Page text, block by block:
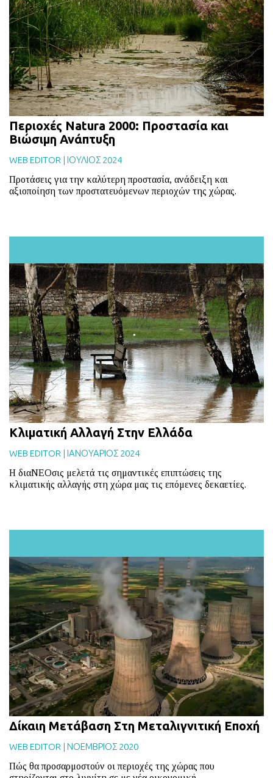
Περιοχές Νatura 2000: Προστασία και
Βιώσιμη Ανάπτυξη
WEB EDITOR | ΙΟΥΛΙΟΣ 2024
Προτάσεις για την καλύτερη προστασία, ανάδειξη και
αξιοποίηση των προστατευόμενων περιοχών της χώρας.
Κλιματική Αλλαγή Στην Ελλάδα
WEB EDITOR | ΙΑΝΟΥΑΡΙΟΣ 2024
Η διαΝΕΟσις μελετά τις σημαντικές επιπτώσεις της
κλιματικής αλλαγής στη χώρα μας τις επόμενες δεκαετίες.
Δίκαιη Μετάβαση Στη Μεταλιγνιτική Εποχή
WEB EDITOR | ΝΟΕΜΒΡΙΟΣ 2020
Πώς θα προσαρμοστούν οι περιοχές της χώρας που